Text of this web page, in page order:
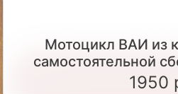
Мотоцикл ВАИ из
самостоятельной
1950